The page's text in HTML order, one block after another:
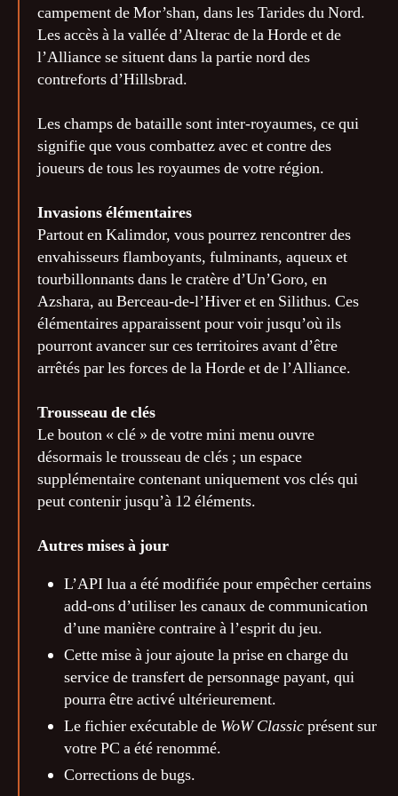
campement de Mor’shan, dans les Tarides du Nord.
Les accès à la vallée d’Alterac de la Horde et de
l’Alliance se situent dans la partie nord des
contreforts d’Hillsbrad.
Les champs de bataille sont inter-royaumes, ce qui
signifie que vous combattez avec et contre des
joueurs de tous les royaumes de votre région.
Invasions élémentaires
Partout en Kalimdor, vous pourrez rencontrer des
envahisseurs flamboyants, fulminants, aqueux et
tourbillonnants dans le cratère d’Un’Goro, en
Azshara, au Berceau-de-l’Hiver et en Silithus. Ces
élémentaires apparaissent pour voir jusqu’où ils
pourront avancer sur ces territoires avant d’être
arrêtés par les forces de la Horde et de l’Alliance.
Trousseau de clés
Le bouton « clé » de votre mini menu ouvre
désormais le trousseau de clés ; un espace
supplémentaire contenant uniquement vos clés qui
peut contenir jusqu’à 12 éléments.
Autres mises à jour
L’API lua a été modifiée pour empêcher certains
add-ons d’utiliser les canaux de communication
d’une manière contraire à l’esprit du jeu.
Cette mise à jour ajoute la prise en charge du
service de transfert de personnage payant, qui
pourra être activé ultérieurement.
Le fichier exécutable de WoW Classicprésent sur
votre PC a été renommé.
Corrections de bugs.